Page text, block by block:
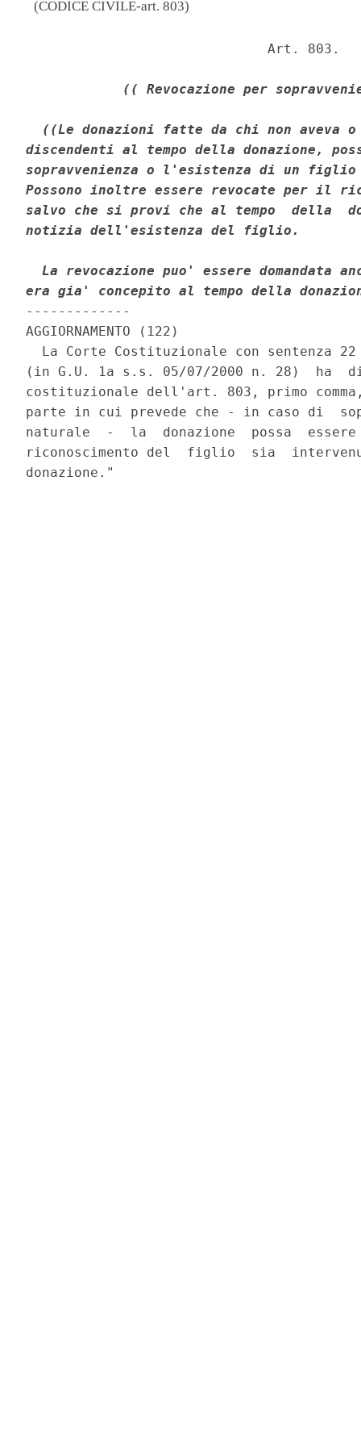
(CODICE CIVILE-art. 803)
                              Art. 803.
(( Revocazione per
((Le donazioni fatte da chi non
discendenti al tempo della donazione,
sopravvenienza o l'esistenza di un figlio
Possono inoltre essere revocate per il
salvo che si provi che al tempo  della
notizia dell'esistenza del figlio.
La revocazione puo' essere domandata
era gia' concepito al tempo della
-------------
AGGIORNAMENTO (122)
La Corte Costituzionale con sentenza
(in G.U. 1a s.s. 05/07/2000 n. 28)
costituzionale dell'art. 803, primo
parte in cui prevede che - in caso di
naturale  -  la  donazione  possa
riconoscimento del  figlio  sia